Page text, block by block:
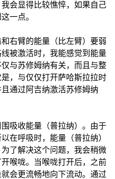
会显得比较憔悴，如果自己
一点。
右臂的能量（比左臂）要弱
被激活时，我能感觉到能量
与苏修姆纳有关，而且与整
，与仅仅打开萨哈斯拉拉时
通过阿吉纳激活苏修姆纳
吸收能量（普拉纳）。由于
在呼吸时，能量（普拉纳）
了解决这个问题，我会稍微
喉咙。当喉咙打开后，之前
会更流畅地向下流动。通过